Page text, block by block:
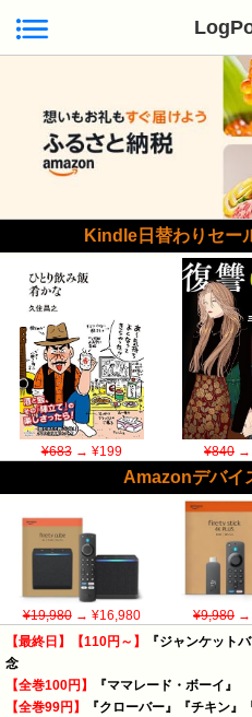
Kindle日替わりセー
¥683→ ¥199 ¥840→
Amazonデバイ
¥19,980→ ¥16,980 ¥9,980→
【最終日】【110円～】
『ジャンケット
念
【全巻100円】
『ママレード・ボーイ』
【全巻99円】
『クローバー』『チキン